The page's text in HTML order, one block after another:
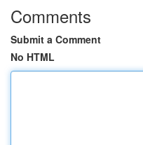
Comments
Submit a Comment
No HTML